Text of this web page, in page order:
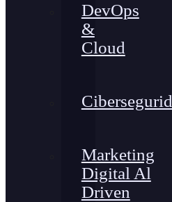
DevOps
&
Cloud
Marketing
Digital Al
Driven